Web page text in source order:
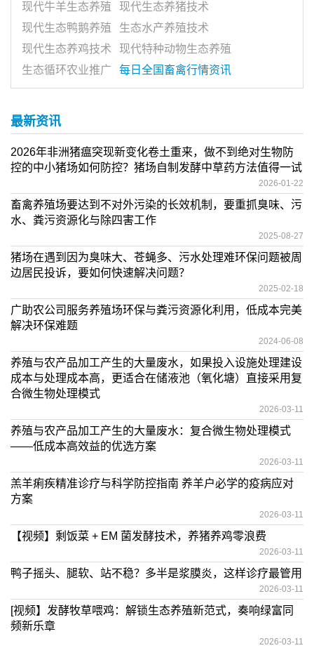
现代牛羊生态养殖
现代生态养猪技术
现代生态鸭鹅养殖
生态水产养殖技术
现代生态养鸡技术
现代特种动物生态养殖
生态循环农业推广
每日全国畜禽行情资讯
最新资讯
2026年非洲猪瘟突现新变化卷土重来，做不到绝对生物防
控的中小猪场如何防控？猪场自制发酵中草药方法值得一试
2026-01-22
畜禽养殖场要达到不对外污染的长效机制，要重抓臭味、污
水、粪污资源化与除四害工作
2025-08-27
猪场在遇到因为臭味大、苍蝇多、污水处理难环保问题被周
边居民投诉，要如何快速解决问题？
2025-02-18
广助农公司服务养殖场环保与粪污资源化利用，低成本完美
解决环保难题
2024-06-08
养殖与农产品加工产生的大量废水，如果投入设施处理建设
成本与处理成本高，更适合在储液池（氧化塘）直接采用复
合微生物处理模式
2026-03-11
养殖与农产品加工产生的大量废水：复合微生物处理模式
——低成本高效益的优选方案
2026-03-11
羔羊痢疾精准诊疗与科学防控指南 养羊户必学的疫病应对
方案
2026-03-11
【视频】剩饭菜 + EM 菌发酵技术，养猪养鸡零浪费
2026-03-11
鸭子摇头、腿软、站不稳？多半是浆膜炎，这样诊疗最管用
2026-03-11
[视频】发酵牧草喂鸡：解锁生态养殖新范式，奏响绿富同
频新乐章
2026-03-11